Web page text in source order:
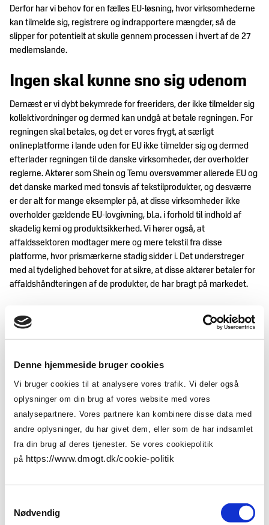
Denne hjemmeside bruger cookies
Vi bruger cookies til at analysere vores trafik. Vi deler også
oplysninger om din brug af vores website med vores
analysepartnere. Vores partnere kan kombinere disse data med
andre oplysninger, du har givet dem, eller som de har indsamlet
fra din brug af deres tjenester. Se vores cookiepolitik
på https://www.dmogt.dk/cookie-politik
Nødvendig
Derfor har vi behov for en fælles EU-løsning, hvor virksomhederne
kan tilmelde sig, registrere og indrapportere mængder, så de
slipper for potentielt at skulle gennem processen i hvert af de 27
medlemslande.
Ingen skal kunne sno sig udenom
Dernæst er vi dybt bekymrede for freeriders, der ikke tilmelder sig
kollektivordninger og dermed kan undgå at betale regningen. For
regningen skal betales, og det er vores frygt, at særligt
onlineplatforme i lande uden for EU ikke tilmelder sig og dermed
efterlader regningen til de danske virksomheder, der overholder
reglerne. Aktører som Shein og Temu oversvømmer allerede EU og
det danske marked med tonsvis af tekstilprodukter, og desværre
er der alt for mange eksempler på, at disse virksomheder ikke
overholder gældende EU-lovgivning, bl.a. i forhold til indhold af
skadelig kemi og produktsikkerhed. Vi hører også, at
affaldssektoren modtager mere og mere tekstil fra disse
platforme, hvor prismærkerne stadig sidder i. Det understreger
med al tydelighed behovet for at sikre, at disse aktører betaler for
affaldshåndteringen af de produkter, de har bragt på markedet.
på EU-niveau, som gør det meget vanskeligere at undslippe.
ensartes
Til sidst er vi også nødt til at nævne de miljøgraduerede gebyrer.
Heller ikke her nytter det, at virksomhederne skal navigere i 27
forskellige nationale regelsæt. Tværtimod har vi behov for en
simpel harmoniseret tilgang til gebyrerne, så vi ikke spænder ben
for potentialet ved at gøre rammerne overdrevent komplekse og
harmoniseret på tværs af EU, minimerer de administrative byrder,